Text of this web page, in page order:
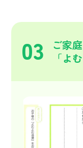
03
ご家
「よ